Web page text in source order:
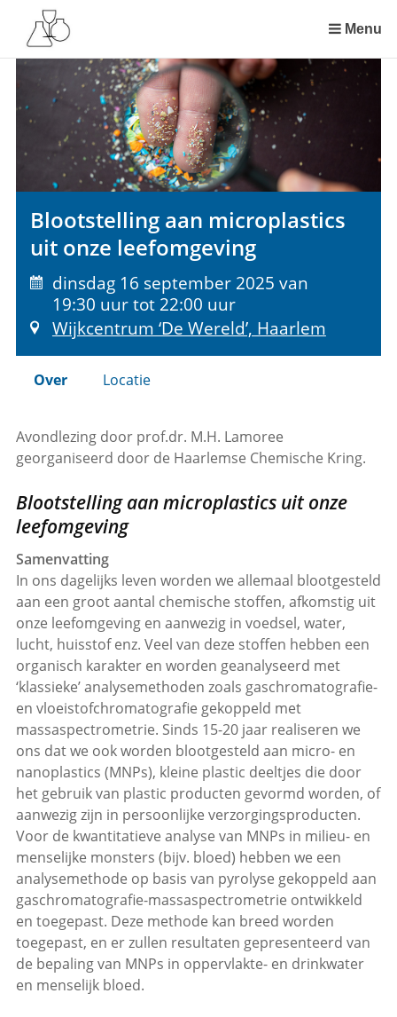
over
Spring
naar
inhoud
Spring
naar
menu
Menu
Blootstelling aan microplastics
uit onze leefomgeving
dinsdag 16 september 2025 van
19:30 uur tot 22:00 uur
Wijkcentrum ‘De Wereld’, Haarlem
Over Locatie
Avondlezing door prof.dr. M.H. Lamoree
georganiseerd door de Haarlemse Chemische Kring.
Blootstelling aan microplastics uit onze
leefomgeving
Samenvatting
In ons dagelijks leven worden we allemaal blootgesteld
aan een groot aantal chemische stoffen, afkomstig uit
onze leefomgeving en aanwezig in voedsel, water,
lucht, huisstof enz. Veel van deze stoffen hebben een
organisch karakter en worden geanalyseerd met
‘klassieke’ analysemethoden zoals gaschromatografie-
en vloeistofchromatografie gekoppeld met
massaspectrometrie. Sinds 15-20 jaar realiseren we
ons dat we ook worden blootgesteld aan micro- en
nanoplastics (MNPs), kleine plastic deeltjes die door
het gebruik van plastic producten gevormd worden, of
aanwezig zijn in persoonlijke verzorgingsproducten.
Voor de kwantitatieve analyse van MNPs in milieu- en
menselijke monsters (bijv. bloed) hebben we een
analysemethode op basis van pyrolyse gekoppeld aan
gaschromatografie-massaspectrometrie ontwikkeld
en toegepast. Deze methode kan breed worden
toegepast, en er zullen resultaten gepresenteerd van
de bepaling van MNPs in oppervlakte- en drinkwater
en menselijk bloed.